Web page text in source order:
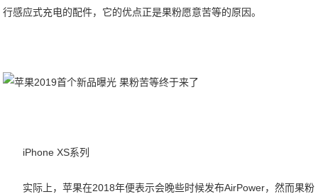
行感应式充电的配件，它的优点正是果粉愿意苦等的原因。
iPhone XS系列
实际上，苹果在2018年便表示会晚些时候发布AirPower，然而果粉